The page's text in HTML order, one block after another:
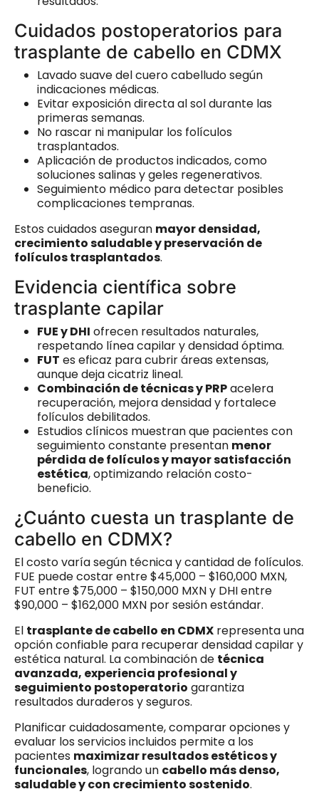
Cuidados postoperatorios para
trasplante de cabello en CDMX
Lavado suave del cuero cabelludo según
indicaciones médicas.
Evitar exposición directa al sol durante las
primeras semanas.
No rascar ni manipular los folículos
trasplantados.
Aplicación de productos indicados, como
soluciones salinas y geles regenerativos.
Seguimiento médico para detectar posibles
complicaciones tempranas.
Estos cuidados aseguran mayor densidad,
crecimiento saludable y preservación de
folículos trasplantados.
Evidencia científica sobre
trasplante capilar
FUE y DHI ofrecen resultados naturales,
respetando línea capilar y densidad óptima.
FUT es eficaz para cubrir áreas extensas,
aunque deja cicatriz lineal.
Combinación de técnicas y PRPacelera
recuperación, mejora densidad y fortalece
folículos debilitados.
Estudios clínicos muestran que pacientes con
seguimiento constante presentan menor
pérdida de folículos y mayor satisfacción
estética, optimizando relación costo-
beneficio.
¿Cuánto cuesta un trasplante de
cabello en CDMX?
El costo varía según técnica y cantidad de folículos.
FUE puede costar entre $45,000 – $160,000 MXN,
FUT entre $75,000 – $150,000 MXN y DHI entre
$90,000 – $162,000 MXN por sesión estándar.
El trasplante de cabello en CDMX representa una
opción confiable para recuperar densidad capilar y
estética natural. La combinación de técnica
avanzada, experiencia profesional y
seguimiento postoperatorio garantiza
resultados duraderos y seguros.
Planificar cuidadosamente, comparar opciones y
evaluar los servicios incluidos permite a los
pacientes maximizar resultados estéticos y
funcionales, logrando un cabello más denso,
saludable y con crecimiento sostenido.